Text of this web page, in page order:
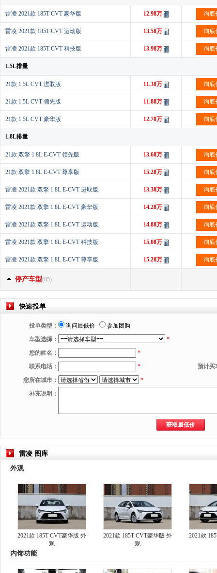
雷凌 2021款 185T CVT 豪华版 12.98万 询底
雷凌 2021款 185T CVT 运动版 13.58万 询底
雷凌 2021款 185T CVT 科技版 13.98万 询底
1.5L排量
21款 1.5L CVT 进取版 11.38万 询底
21款 1.5L CVT 领先版 11.88万 询底
21款 1.5L CVT 豪华版 12.78万 询底
1.8L排量
21款 双擎 1.8L E-CVT 领先版 13.68万 询底
21款 双擎 1.8L E-CVT 尊享版 15.28万 询底
雷凌 2021款 双擎 1.8L E-CVT 进取版 13.38万 询底
雷凌 2021款 双擎 1.8L E-CVT 豪华版 14.28万 询底
雷凌 2021款 双擎 1.8L E-CVT 运动版 14.88万 询底
雷凌 2021款 双擎 1.8L E-CVT 科技版 15.08万 询底
雷凌 2021款 双擎 1.8L E-CVT 尊享版 15.28万 询底
停产车型(85)
快速投单
投单类型： 询问最低价
参加团购
车型选择：
*
您的姓名：
*
联系电话：
*
预计买
您所在城市：
*
补充说明：
雷凌 图库
外观
2021款 185T CVT豪华版 外
观
2021款 185T CVT豪华版 外
观
2021款
内饰功能